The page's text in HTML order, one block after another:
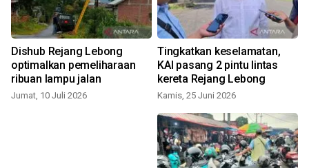
Dishub Rejang Lebong
optimalkan pemeliharaan
ribuan lampu jalan
Jumat, 10 Juli 2026
Tingkatkan keselamatan,
KAI pasang 2 pintu lintas
kereta Rejang Lebong
Kamis, 25 Juni 2026